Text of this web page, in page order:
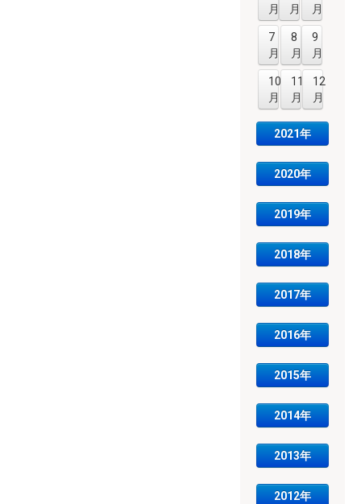
月
月
月
7
月
8
月
9
月
10
月
11
月
12
月
2021年
2020年
2019年
2018年
2017年
2016年
2015年
2014年
2013年
2012年